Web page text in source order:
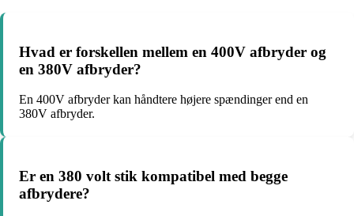
Hvad er forskellen mellem en 400V afbryder og
en 380V afbryder?
En 400V afbryder kan håndtere højere spændinger end en
380V afbryder.
Er en 380 volt stik kompatibel med begge
afbrydere?